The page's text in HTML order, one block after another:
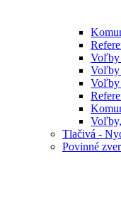
Voľby
Voľby
Voľby
Tlačivá -
Povinné